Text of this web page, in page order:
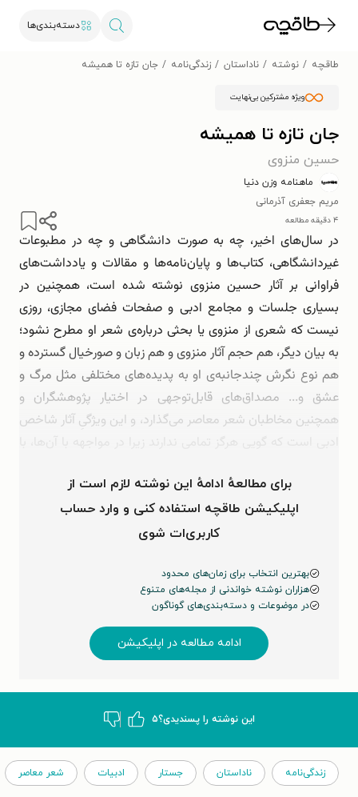
دسته‌بندی‌ها
طاقچه نوشته ناداستان زندگی‌نامه جان تازه تا همیشه
ویژه مشترکین بی‌نهایت
جان تازه تا همیشه
حسین منزوی
ماهنامه وزن دنیا
مریم جعفری آذرمانی
۴ دقیقه مطالعه
در سال‌های اخیر، چه به صورت دانشگاهی و چه در مطبوعات
غیردانشگاهی، کتاب‌ها و پایان‌نامه‌ها و مقالات و یادداشت‌های
فراوانی بر آثار حسین منزوی نوشته شده است، همچنین در
بسیاری جلسات و مجامع ادبی و صفحات فضای مجازی، روزی
نیست که شعری از منزوی یا بحثی درباره‌ی شعر او مطرح نشود؛
به بیان دیگر، هم حجم آثار منزوی و هم زبان و صورخیال گسترده و
هم نوع نگرش چندجانبه‌ی او به پدیده‌های مختلفی مثل مرگ و
عشق و... مصداق‌های قابل‌توجهی در اختیار پژوهشگران و
همچنین مخاطبان شعر معاصر می‌گذارد، و این ویژگیِ آثار شاخص
برای مطالعهٔ ادامهٔ این نوشته لازم است از
اپلیکیشن طاقچه استفاده کنی و وارد حساب
کاربری‌ات شوی
بهترین انتخاب برای زمان‌های محدود
هزاران نوشته خواندنی از مجله‌های متنوع
در موضوعات و دسته‌بندی‌های گوناگون
ادامه مطالعه در اپلیکیشن
این نوشته‌ را پسندیدی؟۵
زندگی‌نامه ناداستان جستار ادبیات شعر معاصر